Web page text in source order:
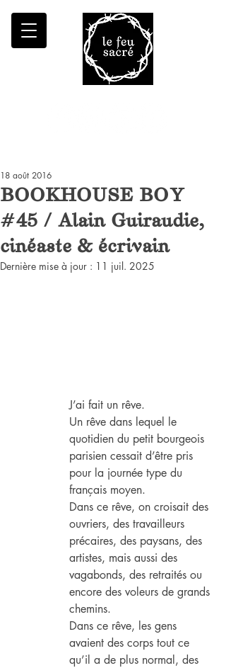
BOOKHOUSE BOY
#45 / Alain Guiraudie,
cinéaste & écrivain
18 août 2016
Dernière mise à jour : 11 juil. 2025
J’ai fait un rêve.
Un rêve dans lequel le
quotidien du petit bourgeois
parisien cessait d’être pris
pour la journée type du
français moyen.
Dans ce rêve, on croisait des
ouvriers, des travailleurs
précaires, des paysans, des
artistes, mais aussi des
vagabonds, des retraités ou
encore des voleurs de grands
chemins.
Dans ce rêve, les gens
avaient des corps tout ce
qu’il a de plus normal, des